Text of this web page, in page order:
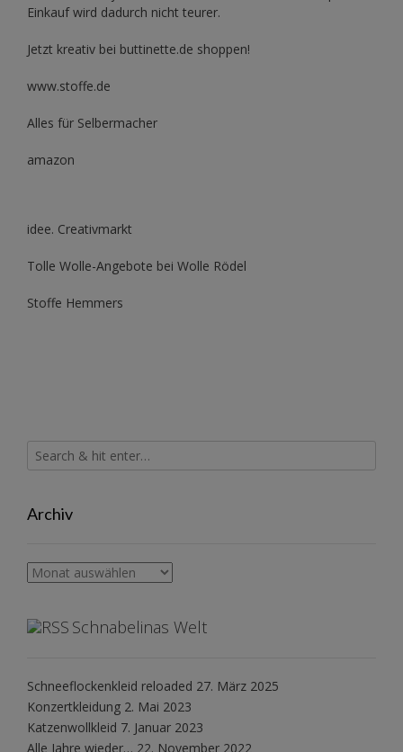
Einkauf wird dadurch nicht teurer.
Jetzt kreativ bei buttinette.de shoppen!
www.stoffe.de
Alles für Selbermacher
amazon
idee. Creativmarkt
Tolle Wolle-Angebote bei Wolle Rödel
Stoffe Hemmers
Archiv
Archiv
Schnabelinas Welt
Schneeflockenkleid reloaded 27. März 2025
Konzertkleidung 2. Mai 2023
Katzenwollkleid 7. Januar 2023
Alle Jahre wieder… 22. November 2022